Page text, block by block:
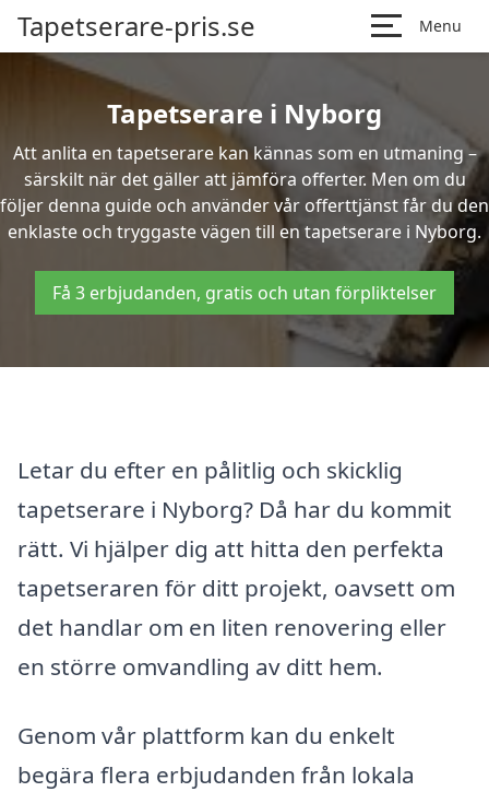
Tapetserare-pris.se Menu
Tapetserare i Nyborg
Att anlita en tapetserare kan kännas som en utmaning –
särskilt när det gäller att jämföra offerter. Men om du
följer denna guide och använder vår offerttjänst får du den
enklaste och tryggaste vägen till en tapetserare i Nyborg.
Få 3 erbjudanden, gratis och utan förpliktelser
Letar du efter en pålitlig och skicklig
tapetserare i Nyborg? Då har du kommit
rätt. Vi hjälper dig att hitta den perfekta
tapetseraren för ditt projekt, oavsett om
det handlar om en liten renovering eller
en större omvandling av ditt hem.
Genom vår plattform kan du enkelt
begära flera erbjudanden från lokala